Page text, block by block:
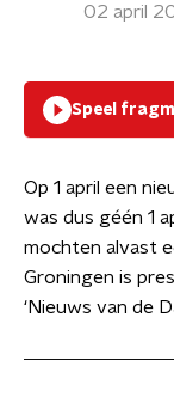
02 april
Speel
Op 1 april een
was dus géén 1
mochten alvast
Groningen is
‘Nieuws van de